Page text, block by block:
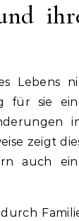
Lebens
für sie
zeigt
auch